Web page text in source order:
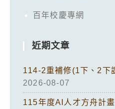
百年校慶專網
近期文章
114-2重補修(1下、2下
2026-08-07
115年度AI人才方舟計